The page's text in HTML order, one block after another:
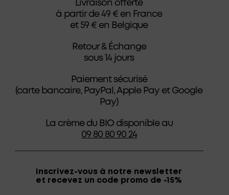
Livraison offerte
à partir de 49 € en France
et 59 € en Belgique
Retour & Échange
sous 14 jours
Paiement sécurisé
(carte bancaire, PayPal, Apple Pay et Google
Pay)
La crème du BIO disponible au
09 80 80 90 24
Inscrivez-vous à notre newsletter
et recevez un code promo de -15%